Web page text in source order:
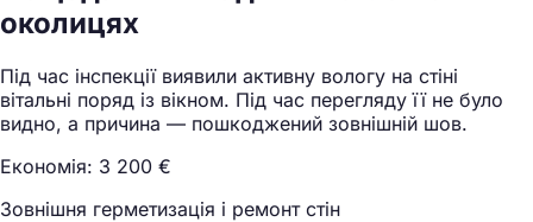
околицях
Під час інспекції виявили активну вологу на стіні
вітальні поряд із вікном. Під час перегляду її не було
видно, а причина — пошкоджений зовнішній шов.
Економія: 3 200 €
Зовнішня герметизація і ремонт стін